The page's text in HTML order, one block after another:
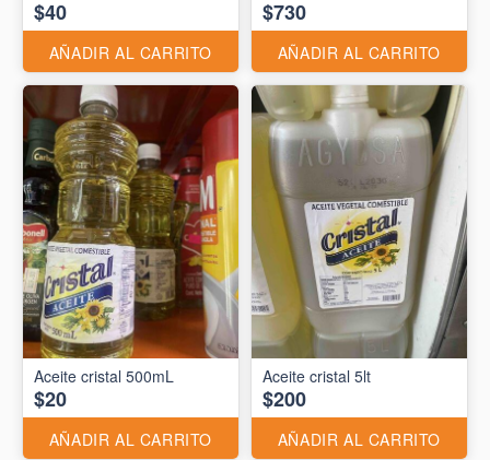
$40
AÑADIR AL CARRITO
$730
AÑADIR AL CARRITO
Aceite cristal 500mL
$20
AÑADIR AL CARRITO
Aceite cristal 5lt
$200
AÑADIR AL CARRITO